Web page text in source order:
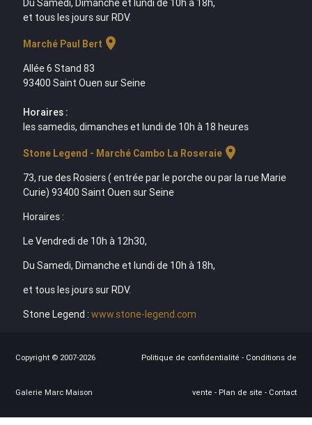
Du Samedi, Dimanche et lundi de 10h à 18h,
et tous les jours sur RDV.
Marché Paul Bert location_on
Allée 6 Stand 83
93400 Saint Ouen sur Seine
Horaires :
les samedis, dimanches et lundi de 10h à 18 heures
Stone Legend - Marché Cambo La Roseraielocation_on
73, rue des Rosiers ( entrée par le porche ou par la rue Marie
Curie) 93400 Saint Ouen sur Seine
Horaires :
Le Vendredi de 10h à 12h30,
Du Samedi, Dimanche et lundi de 10h à 18h,
et tous les jours sur RDV.
Stone Legend : www.stone-legend.com
Copyright © 2007-2026
Galerie Marc Maison
Politique de confidentialité - Conditions de
vente - Plan de site - Contact